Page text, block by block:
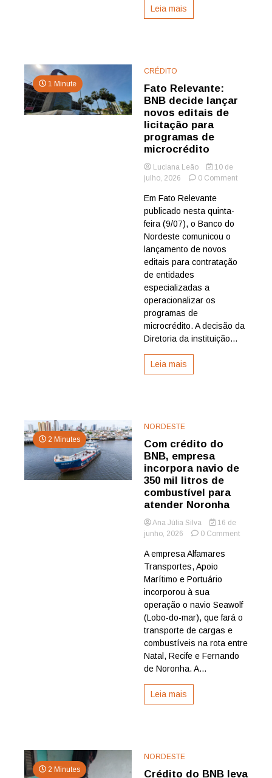
Leia mais
1 Minute
CRÉDITO
Fato Relevante:
BNB decide lançar
novos editais de
licitação para
programas de
microcrédito
Luciana Leão
10 de
julho, 2026
0 Commenton
de
Em Fato Relevante
publicado nesta quinta-
feira (9/07), o Banco do
Nordeste comunicou o
lançamento de novos
editais para contratação
de entidades
especializadas a
operacionalizar os
programas de
microcrédito. A decisão da
Diretoria da instituição...
Leia mais
2 Minutes
NORDESTE
Com crédito do
BNB, empresa
incorpora navio de
350 mil litros de
combustível para
atender Noronha
Ana Júlia Silva
16 de
junho, 2026
0 Commenton
navio
de
mil
A empresa Alfamares
Transportes, Apoio
Marítimo e Portuário
incorporou à sua
operação o navio Seawolf
(Lobo-do-mar), que fará o
transporte de cargas e
combustíveis na rota entre
Natal, Recife e Fernando
de Noronha. A...
Leia mais
2 Minutes
NORDESTE
Crédito do BNB leva